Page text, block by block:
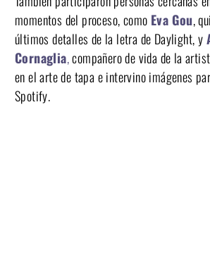
momentos del proceso, como Eva Gou,
últimos detalles de la letra de Daylight, y
Cornaglia,compañero de vida de la
en el arte de tapa e intervino imágenes
Spotify.